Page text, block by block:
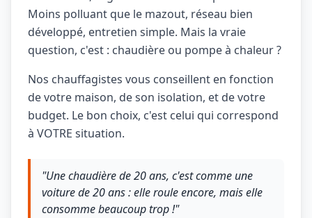
Moins polluant que le mazout, réseau bien
développé, entretien simple. Mais la vraie
question, c'est : chaudière ou pompe à chaleur ?
Nos chauffagistes vous conseillent en fonction
de votre maison, de son isolation, et de votre
budget. Le bon choix, c'est celui qui correspond
à VOTRE situation.
"Une chaudière de 20 ans, c'est comme une
voiture de 20 ans : elle roule encore, mais elle
consomme beaucoup trop !"